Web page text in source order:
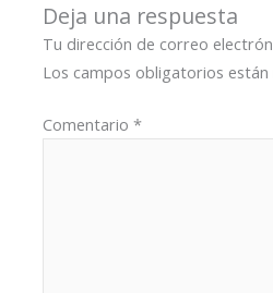
Deja una respuesta
Tu dirección de correo
Los campos obligatorios
Comentario*